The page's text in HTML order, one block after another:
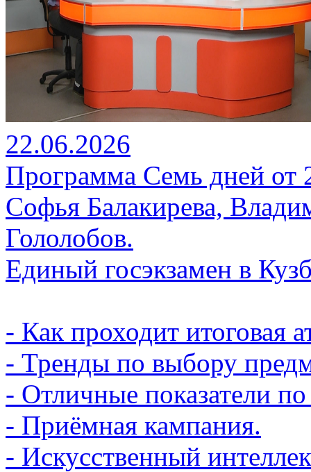
22.06.2026
Программа Семь дней от
Софья Балакирева,
Гололобов.
Единый госэкзамен в
- Как проходит итоговая
- Тренды по выбору
- Отличные показатели
- Приёмная кампания.
- Искусственный